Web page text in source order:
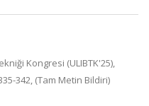
Kongresi (ULIBTK'25),
342, (Tam Metin Bildiri)